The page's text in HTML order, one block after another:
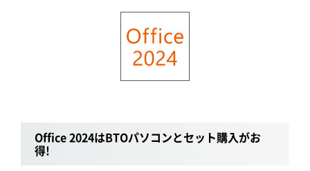
Office 2024はBTOパソコンとセット購入がお
得!